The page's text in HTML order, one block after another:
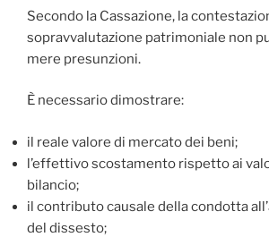
Secondo la Cassazione, la
sopravvalutazione patrimoniale non
mere presunzioni.
È necessario dimostrare:
il reale valore di mercato dei beni;
l’effettivo scostamento rispetto ai
bilancio;
il contributo causale della condotta
del dissesto;